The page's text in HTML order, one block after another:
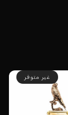
غير متوفر